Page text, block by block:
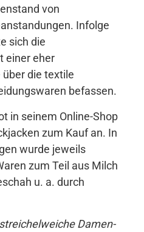
von
Infolge
sich die
einer eher
die textile
befassen.
in seinem Online-Shop
zum Kauf an. In
wurde jeweils
zum Teil aus Milch
u. a. durch
Damen-